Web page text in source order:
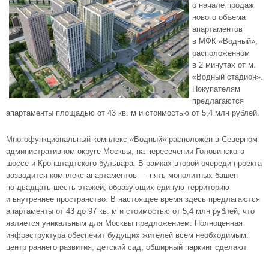
о начале продаж
нового объема
апартаментов
в МФК «Водный»,
расположенном
в 2 минутах от м.
«Водный стадион».
Покупателям
предлагаются
апартаменты площадью от 43 кв. м и стоимостью от 5,4 млн рублей.
Многофункциональный комплекс «Водный» расположен в Северном
административном округе Москвы, на пересечении Головинского
шоссе и Кронштадтского бульвара. В рамках второй очереди проекта
возводится комплекс апартаментов — пять монолитных башен
по двадцать шесть этажей, образующих единую территорию
и внутреннее пространство. В настоящее время здесь предлагаются
апартаменты от 43 до 97 кв. м и стоимостью от 5,4 млн рублей, что
является уникальным для Москвы предложением. Полноценная
инфраструктура обеспечит будущих жителей всем необходимым:
центр раннего развития, детский сад, обширный паркинг сделают